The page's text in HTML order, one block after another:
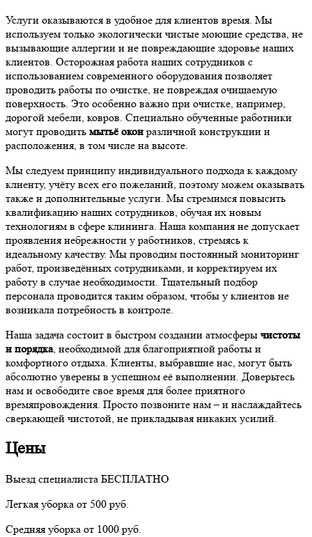
Услуги оказываются в удобное для клиентов время. Мы
используем только экологически чистые моющие средства, не
вызывающие аллергии и не повреждающие здоровье наших
клиентов. Осторожная работа наших сотрудников с
использованием современного оборудования позволяет
проводить работы по очистке, не повреждая очищаемую
поверхность. Это особенно важно при очистке, например,
дорогой мебели, ковров. Специально обученные работники
могут проводить мытьё окон различной конструкции и
расположения, в том числе на высоте.
Мы следуем принципу индивидуального подхода к каждому
клиенту, учёту всех его пожеланий, поэтому можем оказывать
также и дополнительные услуги. Мы стремимся повысить
квалификацию наших сотрудников, обучая их новым
технологиям в сфере клининга. Наша компания не допускает
проявления небрежности у работников, стремясь к
идеальному качеству. Мы проводим постоянный мониторинг
работ, произведённых сотрудниками, и корректируем их
работу в случае необходимости. Тщательный подбор
персонала проводится таким образом, чтобы у клиентов не
возникала потребность в контроле.
Наша задача состоит в быстром создании атмосферы чистоты
и порядка, необходимой для благоприятной работы и
комфортного отдыха. Клиенты, выбравшие нас, могут быть
абсолютно уверены в успешном её выполнении. Доверьтесь
нам и освободите свое время для более приятного
времяпровождения. Просто позвоните нам – и наслаждайтесь
сверкающей чистотой, не прикладывая никаких усилий.
Цены
Выезд специалиста БЕСПЛАТНО
Легкая уборка от 500 руб.
Средняя уборка от 1000 руб.